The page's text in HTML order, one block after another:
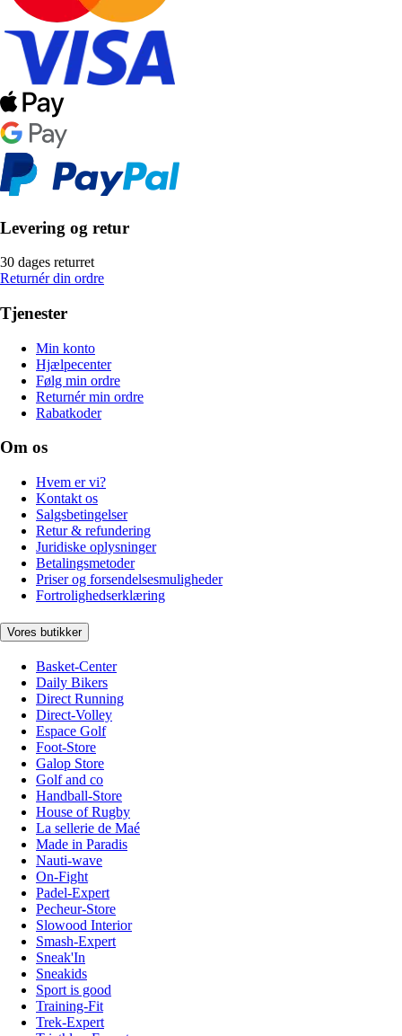
Levering og retur
30 dages returret
Returnér din ordre
Tjenester
Min konto
Hjælpecenter
Følg min ordre
Returnér min ordre
Rabatkoder
Om os
Hvem er vi?
Kontakt os
Salgsbetingelser
Retur & refundering
Juridiske oplysninger
Betalingsmetoder
Priser og forsendelsesmuligheder
Fortrolighedserklæring
Vores butikker
Basket-Center
Daily Bikers
Direct Running
Direct-Volley
Espace Golf
Foot-Store
Galop Store
Golf and co
Handball-Store
House of Rugby
La sellerie de Maé
Made in Paradis
Nauti-wave
On-Fight
Padel-Expert
Pecheur-Store
Slowood Interior
Smash-Expert
Sneak'In
Sneakids
Sport is good
Training-Fit
Trek-Expert